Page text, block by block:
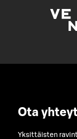
Ota
Yksittäisten